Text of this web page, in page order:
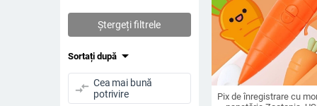
Ștergeți filtrele
Sortați după arrow_drop_down
compare_arrows Cea mai bună
potrivire
Pix de înregistrare cu